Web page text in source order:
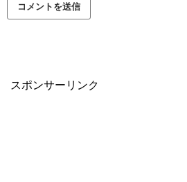
スポンサーリンク